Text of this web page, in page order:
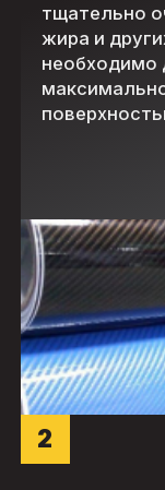
тщательно
жира и
необходимо
2